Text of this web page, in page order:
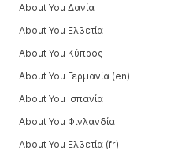
About You Δανία
About You Ελβετία
About You Κύπρος
About You Γερμανία (en)
About You Ισπανία
About You Φινλανδία
About You Ελβετία (fr)